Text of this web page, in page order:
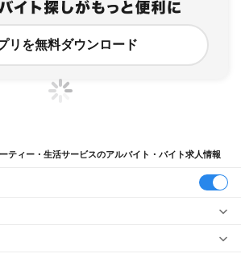
リを無料ダウンロード
ティー・生活サービスのアルバイト・バイト求人情報